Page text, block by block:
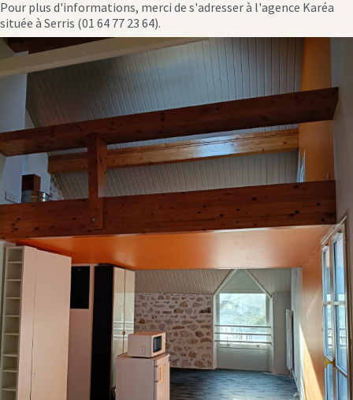
Pour plus d'informations, merci de s'adresser à l'agence Karéa
située à Serris (01 64 77 23 64).